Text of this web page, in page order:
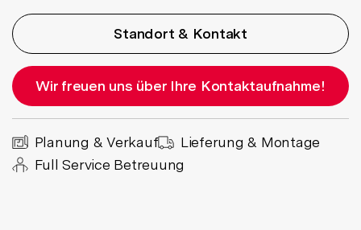
Standort & Kontakt
Wir freuen uns über Ihre Kontaktaufnahme!
Planung & Verkauf
Lieferung & Montage
Full Service Betreuung